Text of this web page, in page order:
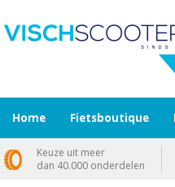
Home Fietsboutique
Keuze uit meer
dan 40.000 onderdelen